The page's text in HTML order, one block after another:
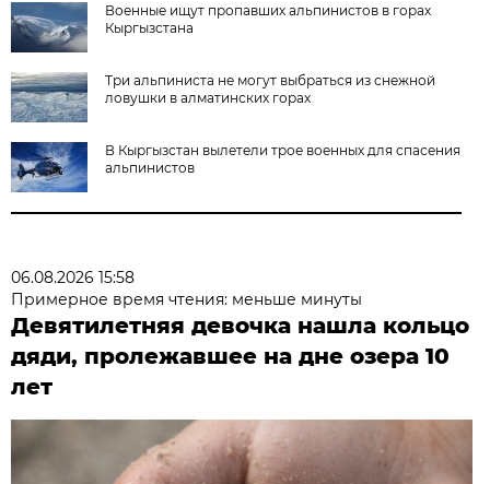
Военные ищут пропавших альпинистов в горах
Кыргызстана
Три альпиниста не могут выбраться из снежной
ловушки в алматинских горах
В Кыргызстан вылетели трое военных для спасения
альпинистов
06.08.2026 15:58
Примерное время чтения: меньше минуты
Девятилетняя девочка нашла кольцо
дяди, пролежавшее на дне озера 10
лет